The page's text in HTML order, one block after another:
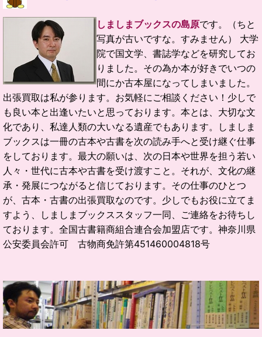
しましまブックスの島原です。（ちと
写真が古いですな。すみません） 大学
院で国文学、書誌学などを研究してお
りました。 その為か本が好きでいつの
間にか古本屋になってしまいました。
出張買取は私が参ります。お気軽にご相談ください！ 少しで
も良い本と出逢いたいと思っております。 本とは、大切な文
化であり、私達人類の大いなる遺産でもあります。
しましま
ブックスは一冊の古本や古書を次の読み手へと受け継ぐ仕事
をしております。 最大の願いは、次の日本や世界を担う若い
人々・世代に古本や古書を受け渡すこと。 それが、文化の継
承・発展につながると信じております。 その仕事のひとつ
が、古本・古書の出張買取なのです。 少しでもお役に立てま
すよう、しましまブックススタッフ一同、ご連絡をお待ちし
ております。 全国古書籍商組合連合会加盟店です。 神奈川県
公安委員会許可 古物商免許第451460004818号